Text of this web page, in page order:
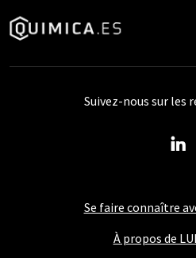
Se faire connaître
À propos de
Suivez-nous sur les